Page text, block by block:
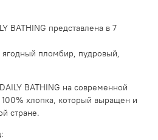
BATHING представлена в 7
пломбир, пудровый,
BATHING на современной
хлопка, который выращен и
стране.